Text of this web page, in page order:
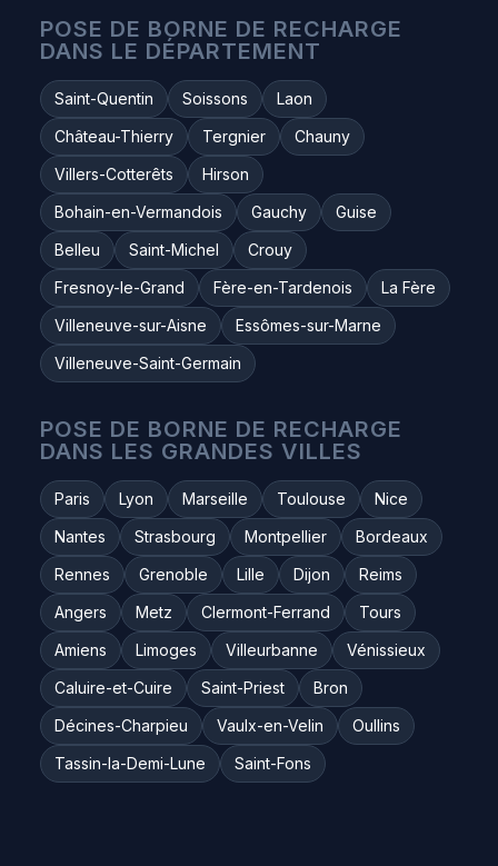
POSE DE BORNE DE RECHARGE
DANS LE DÉPARTEMENT
Saint-Quentin Soissons
Laon
Château-Thierry
Tergnier
Chauny
Villers-Cotterêts
Hirson
Bohain-en-Vermandois
Gauchy
Guise
Belleu
Saint-Michel
Crouy
Fresnoy-le-Grand
Fère-en-Tardenois
La Fère
Villeneuve-sur-Aisne
Essômes-sur-Marne
Villeneuve-Saint-Germain
POSE DE BORNE DE RECHARGE
DANS LES GRANDES VILLES
Paris Lyon Marseille Toulouse
Nice
Nantes
Strasbourg Montpellier
Bordeaux
Rennes
Grenoble Lille Dijon
Reims
Angers
Metz Clermont-Ferrand
Tours
Amiens
Limoges Villeurbanne
Vénissieux
Caluire-et-Cuire
Saint-Priest
Bron
Décines-Charpieu
Vaulx-en-Velin
Oullins
Tassin-la-Demi-Lune
Saint-Fons